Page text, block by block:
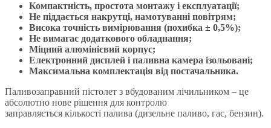
Компактність, простота монтажу і експлуатації;
Не піддається накрутці, намотуванні повітрям;
Висока точність вимірювання (похибка ± 0,5%);
Не вимагає додаткового обладнання;
Міцний алюмінієвий корпус;
Електронний дисплей і паливна камера ізольовані;
Максимальна комплектація від постачальника.
Паливозаправний пістолет з вбудованим лічильником – це
абсолютно нове рішення для контролю
заправляється кількості палива (дизельне паливо, гас, бензин).